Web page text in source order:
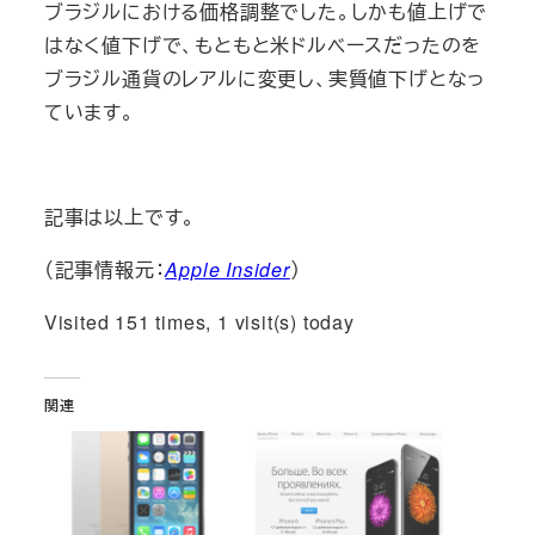
ブラジルにおける価格調整でした。しかも値上げで
はなく値下げで、もともと米ドルベースだったのを
ブラジル通貨のレアルに変更し、実質値下げとなっ
ています。
記事は以上です。
（記事情報元：Apple Insider）
Visited 151 times, 1 visit(s) today
関連